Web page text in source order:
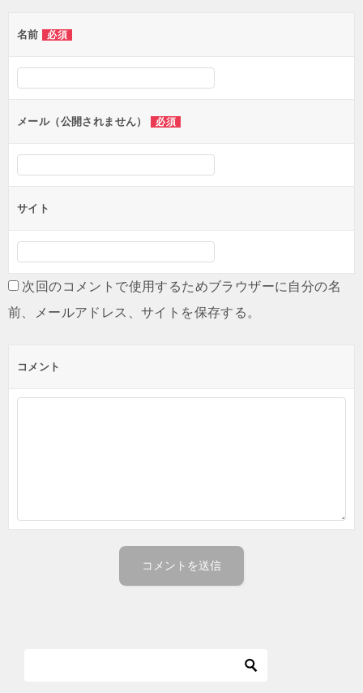
ー
シ
ン
名前 必須
メール（公開されません） 必須
サイト
次回のコメントで使用するためブラウザーに自分の名
前、メールアドレス、サイトを保存する。
コメント